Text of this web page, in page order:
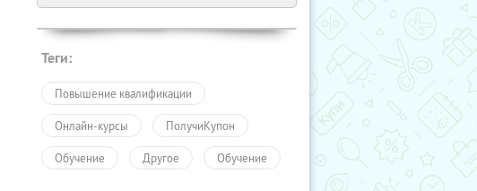
Теги:
Повышение квалификации
Онлайн-курсы ПолучиКупон
Обучение Другое Обучение